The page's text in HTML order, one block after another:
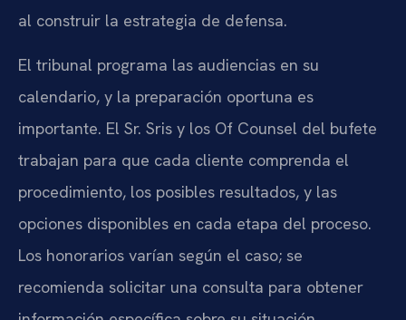
al construir la estrategia de defensa.
El tribunal programa las audiencias en su
calendario, y la preparación oportuna es
importante. El Sr. Sris y los Of Counsel del bufete
trabajan para que cada cliente comprenda el
procedimiento, los posibles resultados, y las
opciones disponibles en cada etapa del proceso.
Los honorarios varían según el caso; se
recomienda solicitar una consulta para obtener